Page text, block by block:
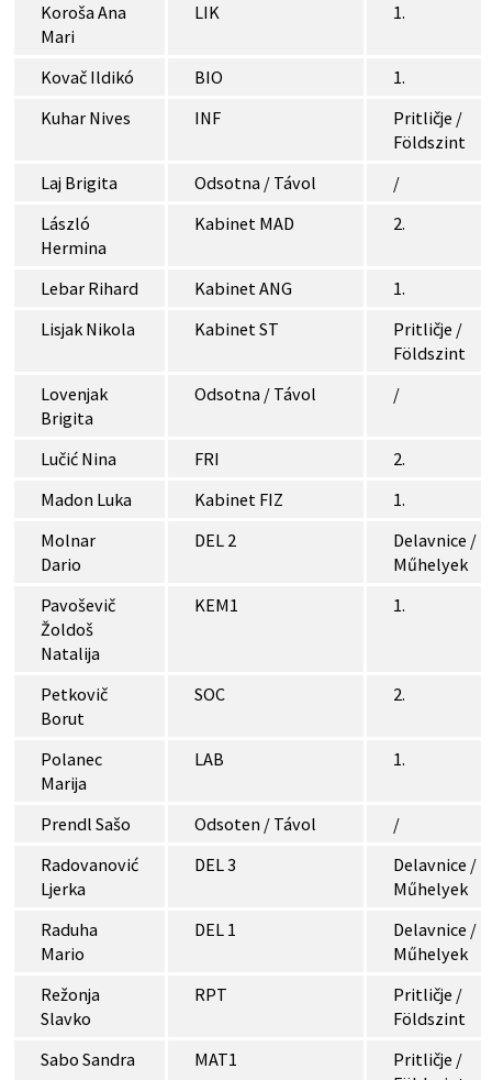
Koroša Ana
Mari
LIK 1.
Kovač Ildikó BIO
1.
Kuhar Nives
INF
Pritličje /
Földszint
Laj Brigita
Odsotna / Távol
/
László
Hermina
Kabinet MAD 2.
Lebar Rihard Kabinet ANG
1.
Lisjak Nikola
Kabinet ST
Pritličje /
Földszint
Lovenjak
Brigita
Odsotna / Távol /
Lučić Nina FRI
2.
Madon Luka
Kabinet FIZ
1.
Molnar
Dario
DEL 2
Delavnice /
Műhelyek
Pavoševič
Žoldoš
Natalija
KEM1 1.
Petkovič
Borut
SOC 2.
Polanec
Marija
LAB 1.
Prendl Sašo Odsoten / Távol
/
Radovanović
Ljerka
DEL 3
Delavnice /
Műhelyek
Raduha
Mario
DEL 1
Delavnice /
Műhelyek
Režonja
Slavko
RPT
Pritličje /
Földszint
Sabo Sandra
MAT1
Pritličje /